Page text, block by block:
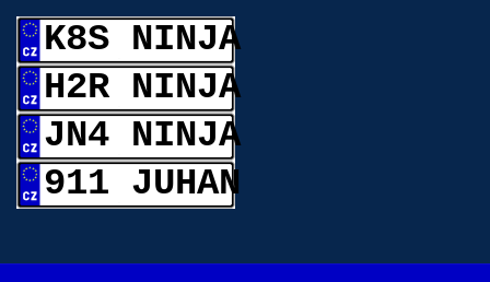
K8S NINJA
H2R NINJA
JN4 NINJA
911 JUHAN